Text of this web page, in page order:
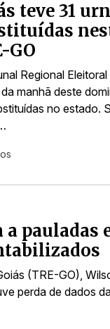
teve 31
GO
Regional
manhã deste
no estado.
a
(TRE-GO),
perda de dados